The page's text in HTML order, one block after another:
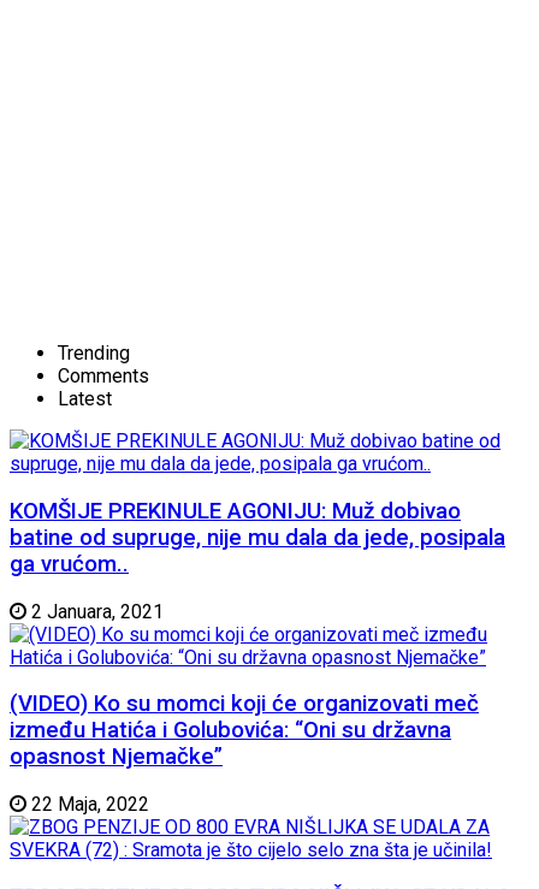
Trending
Comments
Latest
KOMŠIJE PREKINULE AGONIJU: Muž dobivao
batine od supruge, nije mu dala da jede, posipala
ga vrućom..
2 Januara, 2021
(VIDEO) Ko su momci koji će organizovati meč
između Hatića i Golubovića: “Oni su državna
opasnost Njemačke”
22 Maja, 2022